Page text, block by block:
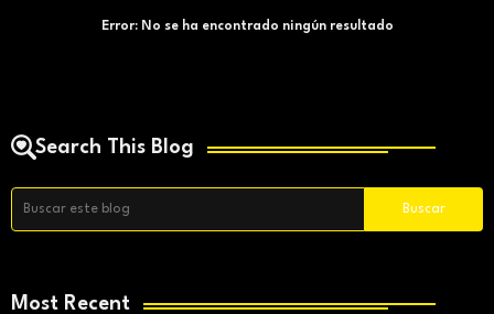
Error:No se ha encontrado ningún resultado
Search This Blog
Most Recent